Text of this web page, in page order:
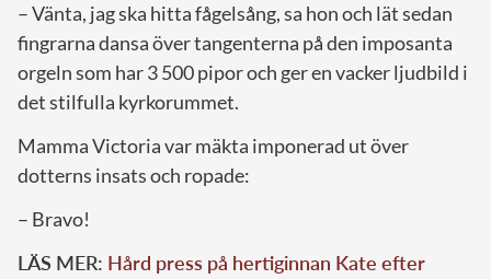
– Vänta, jag ska hitta fågelsång, sa hon och lät sedan
fingrarna dansa över tangenterna på den imposanta
orgeln som har 3 500 pipor och ger en vacker ljudbild i
det stilfulla kyrkorummet.
Mamma Victoria var mäkta imponerad ut över
dotterns insats och ropade:
– Bravo!
LÄS MER: Hård press på hertiginnan Kate efter